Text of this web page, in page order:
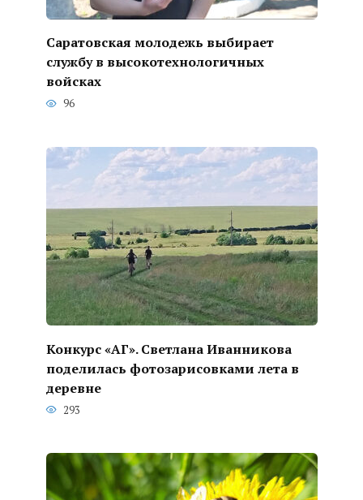
Саратовская молодежь выбирает
службу в высокотехнологичных
войсках
96
Конкурс «АГ». Светлана Иванникова
поделилась фотозарисовками лета в
деревне
293